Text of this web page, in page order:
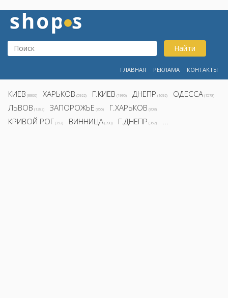
Найти
ГЛАВНАЯ РЕКЛАМА КОНТАКТЫ
КИЕВ (8800) ХАРЬКОВ (5922) Г.КИЕВ (1995) ДНЕПР (1692) ОДЕССА (1578)
ЛЬВОВ (1282) ЗАПОРОЖЬЕ (855) Г.ХАРЬКОВ (808)
КРИВОЙ РОГ (392) ВИННИЦА (390) Г.ДНЕПР (362) ...